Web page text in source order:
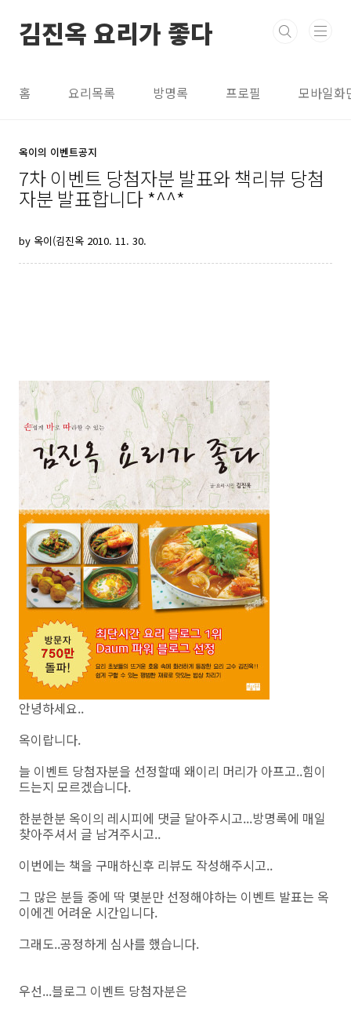
김진옥 요리가 좋다
홈 요리목록 방명록 프로필 모바일화
옥이의 이벤트공지
7차 이벤트 당첨자분 발표와 책리뷰 당첨
자분 발표합니다 *^^*
by 옥이(김진옥 2010. 11. 30.
안녕하세요..
옥이랍니다.
늘 이벤트 당첨자분을 선정할때 왜이리 머리가 아프고..힘이
드는지 모르겠습니다.
한분한분 옥이의 레시피에 댓글 달아주시고...방명록에 매일
찾아주셔서 글 남겨주시고..
이번에는 책을 구매하신후 리뷰도 작성해주시고..
그 많은 분들 중에 딱 몇분만 선정해야하는 이벤트 발표는 옥
이에겐 어려운 시간입니다.
그래도..공정하게 심사를 했습니다.
우선...블로그 이벤트 당첨자분은